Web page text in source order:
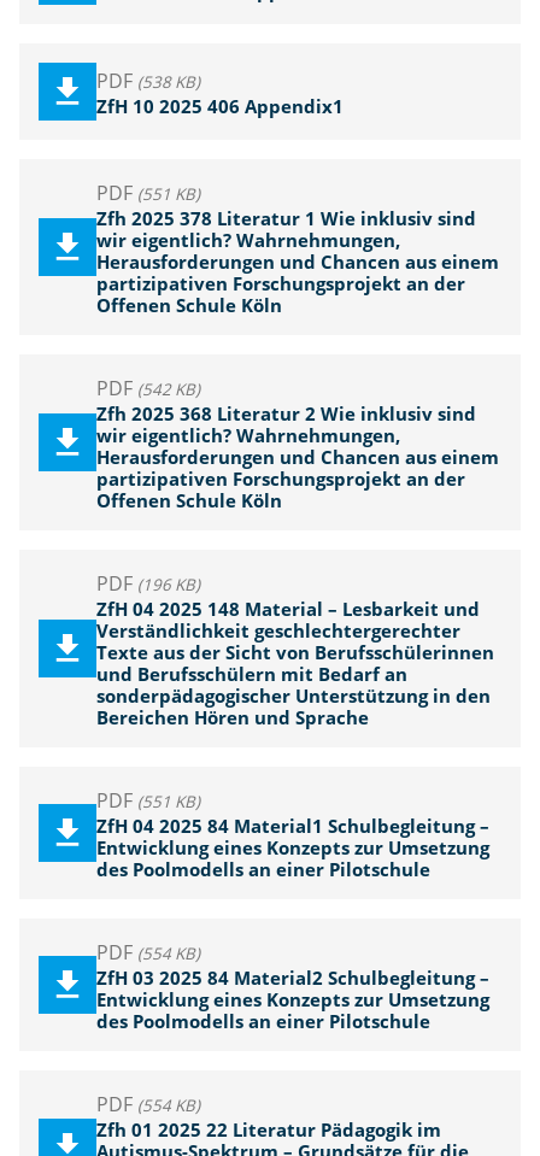
PDF (538 KB)
ZfH 10 2025 406 Appendix1
PDF (551 KB)
Zfh 2025 378 Literatur 1 Wie inklusiv sind
wir eigentlich? Wahrnehmungen,
Herausforderungen und Chancen aus einem
partizipativen Forschungsprojekt an der
Offenen Schule Köln
PDF (542 KB)
Zfh 2025 368 Literatur 2 Wie inklusiv sind
wir eigentlich? Wahrnehmungen,
Herausforderungen und Chancen aus einem
partizipativen Forschungsprojekt an der
Offenen Schule Köln
PDF (196 KB)
ZfH 04 2025 148 Material – Lesbarkeit und
Verständlichkeit geschlechtergerechter
Texte aus der Sicht von Berufsschülerinnen
und Berufsschülern mit Bedarf an
sonderpädagogischer Unterstützung in den
Bereichen Hören und Sprache
PDF (551 KB)
ZfH 04 2025 84 Material1 Schulbegleitung –
Entwicklung eines Konzepts zur Umsetzung
des Poolmodells an einer Pilotschule
PDF (554 KB)
ZfH 03 2025 84 Material2 Schulbegleitung –
Entwicklung eines Konzepts zur Umsetzung
des Poolmodells an einer Pilotschule
PDF (554 KB)
Zfh 01 2025 22 Literatur Pädagogik im
Autismus-Spektrum – Grundsätze für die